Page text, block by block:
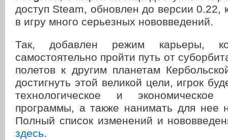
доступ Steam, обновлен до версии 0.22,
в игру много серьезных нововведений.
Так, добавлен режим карьеры,
самостоятельно пройти путь от
полетов к другим планетам
достигнуть этой великой цели, игрок
технологическое и экономическое
программы, а также нанимать для нее
Полный список изменений и
здесь.